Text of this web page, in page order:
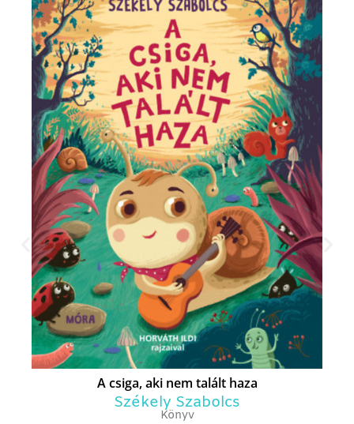
A csiga, aki nem talált haza
Székely Szabolcs
Könyv